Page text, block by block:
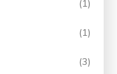
(1)
(1)
(3)